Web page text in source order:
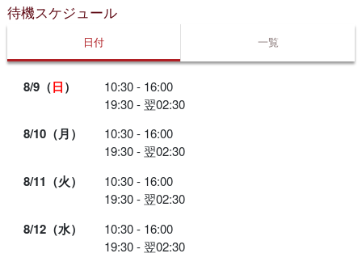
待機スケジュール
日付 一覧
8/9（日）
10:30 - 16:00
19:30 - 翌02:30
8/10（月）
10:30 - 16:00
19:30 - 翌02:30
8/11（火）
10:30 - 16:00
19:30 - 翌02:30
8/12（水）
10:30 - 16:00
19:30 - 翌02:30